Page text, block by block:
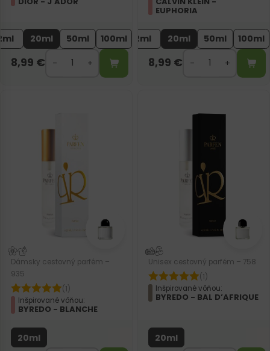
20ml 50ml 100ml
8,99 €
EUPHORIA
2ml 20ml 50ml 100ml
8,99 €
Dámsky cestovný parfém –
935
(1)
Inšpirované vôňou:
BYREDO - BLANCHE
20ml
Unisex cestovný parfém – 758
(1)
Inšpirované vôňou:
BYREDO - BAL D’AFRIQUE
20ml